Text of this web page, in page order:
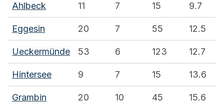
Ahlbeck 11 7 15 9.7
Eggesin 20 7 55 12.5
Ueckermünde 53 6 123 12.7
Hintersee 9 7 15 13.6
Grambin 20 10 45 15.6